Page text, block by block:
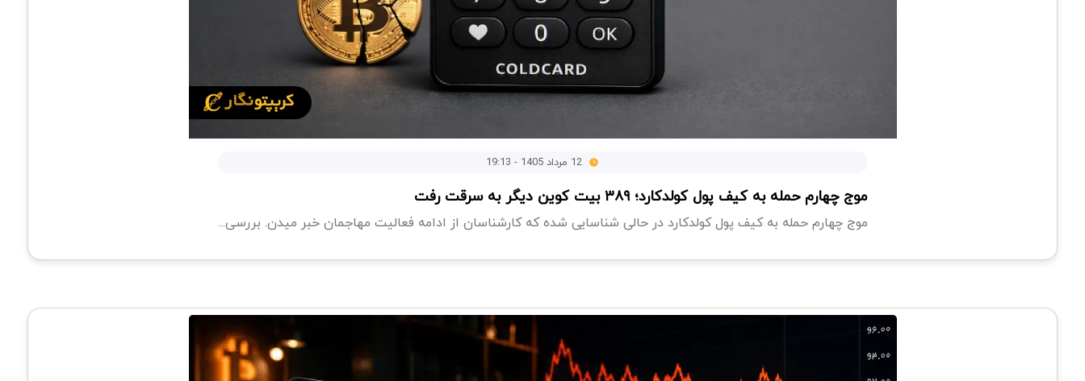
موج چهارم حمله به کیف پول کولدکارد؛ ۳۸۹ بیت کوین دیگر به سرقت رفت
موج چهارم حمله به کیف پول کولدکارد در حالی شناسایی شده که کارشناسان از ادامه فعالیت مهاجمان خبر میدن. بررسی...